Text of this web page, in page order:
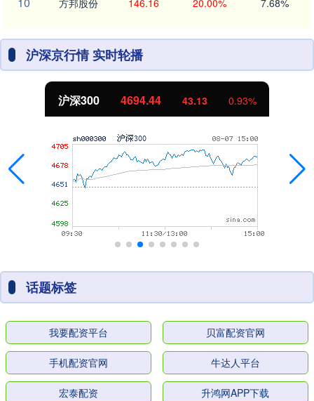
方邦股份 146.16 20.00% 7.68%
沪深京行情 实时轮播
沪深300 4694.44 43.13 0.93%
话题标签
我要配资平台 贝富配资官网
手机配资官网 牛达人平台
宏泰配资 升鸿网APP下载